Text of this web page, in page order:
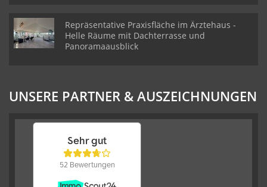
Repräsentative Praxisfläche im Ärztehaus -
Helle Räume mit Dachterrasse und
Panoramaausblick
UNSERE PARTNER & AUSZEICHNUNGEN